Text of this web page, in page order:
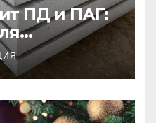
ПД и ПАГ:
прочного